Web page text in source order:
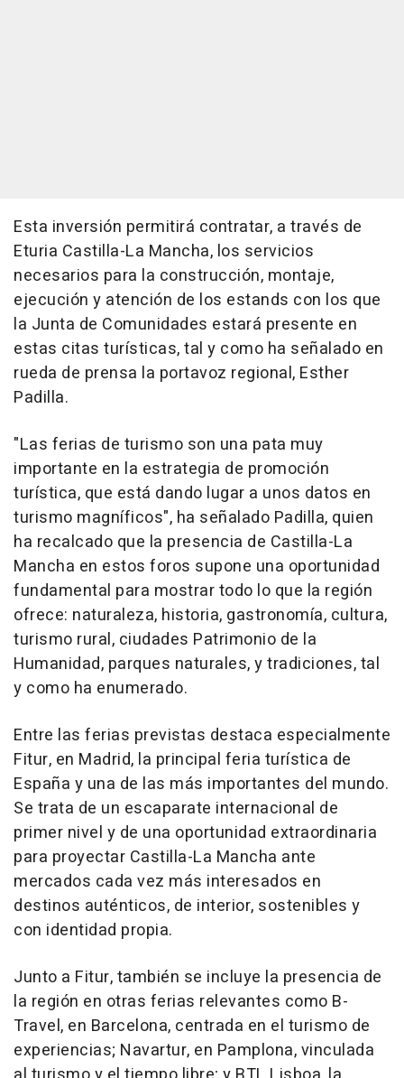
Esta inversión permitirá contratar, a través de
Eturia Castilla-La Mancha, los servicios
necesarios para la construcción, montaje,
ejecución y atención de los estands con los que
la Junta de Comunidades estará presente en
estas citas turísticas, tal y como ha señalado en
rueda de prensa la portavoz regional, Esther
Padilla.
"Las ferias de turismo son una pata muy
importante en la estrategia de promoción
turística, que está dando lugar a unos datos en
turismo magníficos", ha señalado Padilla, quien
ha recalcado que la presencia de Castilla-La
Mancha en estos foros supone una oportunidad
fundamental para mostrar todo lo que la región
ofrece: naturaleza, historia, gastronomía, cultura,
turismo rural, ciudades Patrimonio de la
Humanidad, parques naturales, y tradiciones, tal
y como ha enumerado.
Entre las ferias previstas destaca especialmente
Fitur, en Madrid, la principal feria turística de
España y una de las más importantes del mundo.
Se trata de un escaparate internacional de
primer nivel y de una oportunidad extraordinaria
para proyectar Castilla-La Mancha ante
mercados cada vez más interesados en
destinos auténticos, de interior, sostenibles y
con identidad propia.
Junto a Fitur, también se incluye la presencia de
la región en otras ferias relevantes como B-
Travel, en Barcelona, centrada en el turismo de
experiencias; Navartur, en Pamplona, vinculada